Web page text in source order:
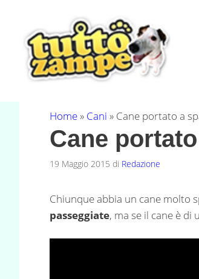
contenuto
Home» Cani » Cane portato a
Cane
19 Maggio 2015 di Redazione
Chiunque abbia un cane molto
passeggiate, ma se il cane è